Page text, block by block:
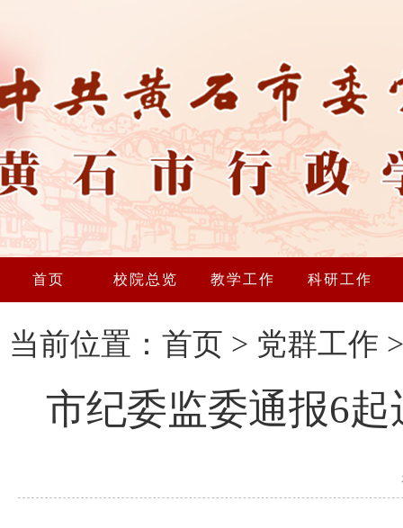
首页 校院总览 教学工作 科研工作
当前位置： 首页 > 党群工作
市纪委监委通报6